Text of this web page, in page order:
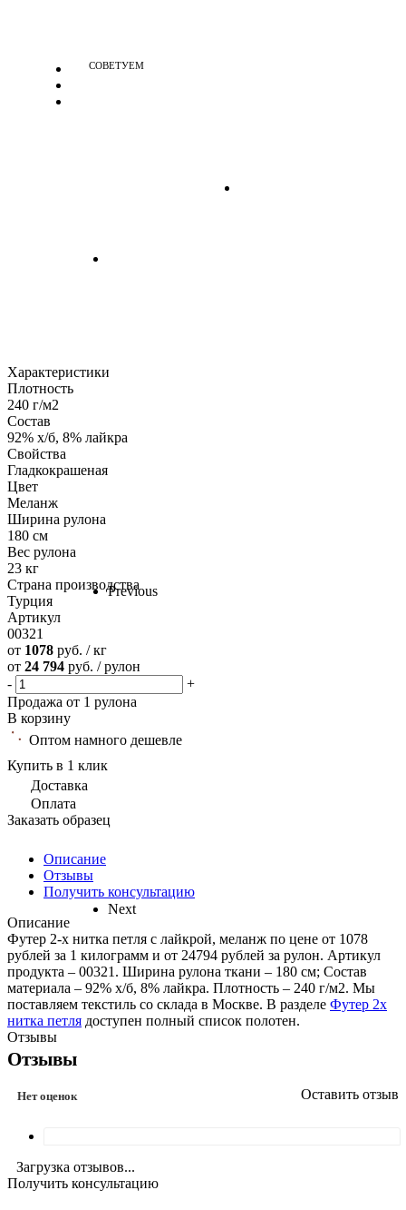
СОВЕТУЕМ
Previous
Next
Характеристики
Плотность
240 г/м2
Состав
92% х/б, 8% лайкра
Свойства
Гладкокрашеная
Цвет
Меланж
Ширина рулона
180 см
Вес рулона
23 кг
Страна производства
Турция
Артикул
00321
от 1078 руб. / кг
от 24 794 руб. / рулон
-
+
Продажа от 1 рулона
В корзину
Оптом намного дешевле
Купить в 1 клик
Доставка
Оплата
Заказать образец
Описание
Отзывы
Получить консультацию
Описание
Футер 2-х нитка петля с лайкрой, меланж по цене от 1078
рублей за 1 килограмм и от 24794 рублей за рулон. Артикул
продукта – 00321. Ширина рулона ткани – 180 см; Состав
материала – 92% х/б, 8% лайкра. Плотность – 240 г/м2. Мы
поставляем текстиль со склада в Москве. В разделе Футер 2х
нитка петля доступен полный список полотен.
Отзывы
Отзывы
Нет оценок Оставить отзыв
Загрузка отзывов...
Получить консультацию